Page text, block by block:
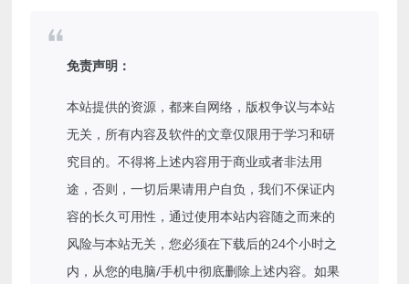
免责声明：
本站提供的资源，都来自网络，版权争议与本站
无关，所有内容及软件的文章仅限用于学习和研
究目的。不得将上述内容用于商业或者非法用
途，否则，一切后果请用户自负，我们不保证内
容的长久可用性，通过使用本站内容随之而来的
风险与本站无关，您必须在下载后的24个小时之
内，从您的电脑/手机中彻底删除上述内容。如果